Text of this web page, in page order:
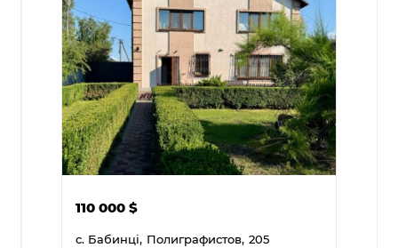
110 000$
с. Бабинці, Полиграфистов, 205